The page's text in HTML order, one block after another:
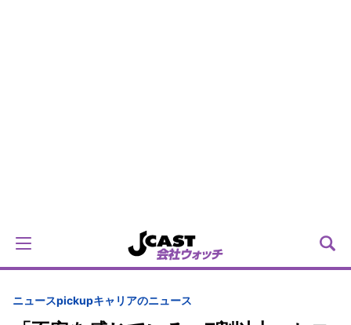
ニュースpickupキャリアのニュース